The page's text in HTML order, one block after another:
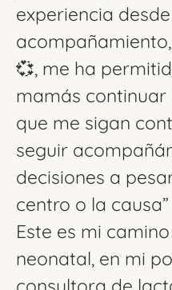
experiencia
💞, me ha
mamás continuar
que me sigan
seguir
decisiones a
centro o la
Este es mi
neonatal, en mi